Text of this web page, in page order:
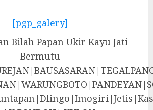
[pgp_galery]
Bilah Papan Ukir Kayu Jati
Bermutu